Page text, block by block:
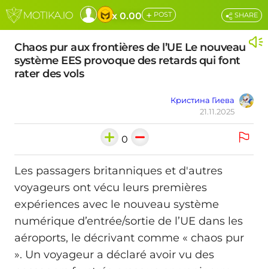
x 0.00 + POST
Chaos pur aux frontières de l’UE Le nouveau
système EES provoque des retards qui font
rater des vols
Кристина Гиева
21.11.2025
SHARE
0
Les passagers britanniques et d'autres
voyageurs ont vécu leurs premières
expériences avec le nouveau système
numérique d’entrée/sortie de l’UE dans les
aéroports, le décrivant comme « chaos pur
». Un voyageur a déclaré avoir vu des